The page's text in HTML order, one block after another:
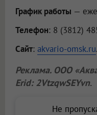
График работы —
Телефон: 8 (3812)
Сайт: akvario-omsk.ru.
Реклама. ООО
Erid: 2VtzqwSEYvn.
Не